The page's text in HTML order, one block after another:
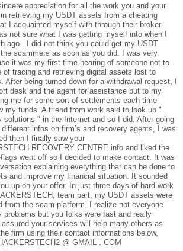
appreciation for all the work you and your
retrieving my USDT assets from a cheating
I acquainted myself with through their broker
not sure what I was getting myself into when I
ago...I did not think you could get my USDT
scammers as soon as you did. I was very
it was my first time hearing of someone not to
of tracing and retrieving digital assets lost to
After being turned down for a withdrawal request, I
desk and the agent for assistance but to my
me for some sort of settlements each time
my funds. A friend from work said to look up "
solutions " in the Internet and so I did. After going
infos on firm’s and recovery agents, I was
then I finally saw your
RECOVERY CENTRE info and liked the
went off so I decided to make contact. It was
explaining everything that can be done to
and improve my financial situation. It sounded
up on your offer. In just three days of hard work
team part, my USDT assets were
from the scam platform. I realize not everyone
problems but you folks were fast and really
your services will help many others as
firm using their contact informations below,
@ GMAIL . COM